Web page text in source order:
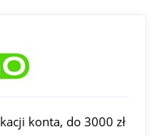
konta, do 3000 zł